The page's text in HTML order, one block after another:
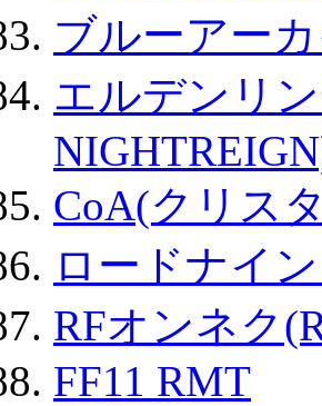
ブルーアー
エルデンリ
CoA(クリス
ロードナイ
RFオンネク
FF11 RMT